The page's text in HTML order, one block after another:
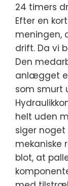
24 timers
Efter en
meningen,
drift. Da vi
Den
anlægget
som smurt
helt uden
siger
mekaniske
blot, at